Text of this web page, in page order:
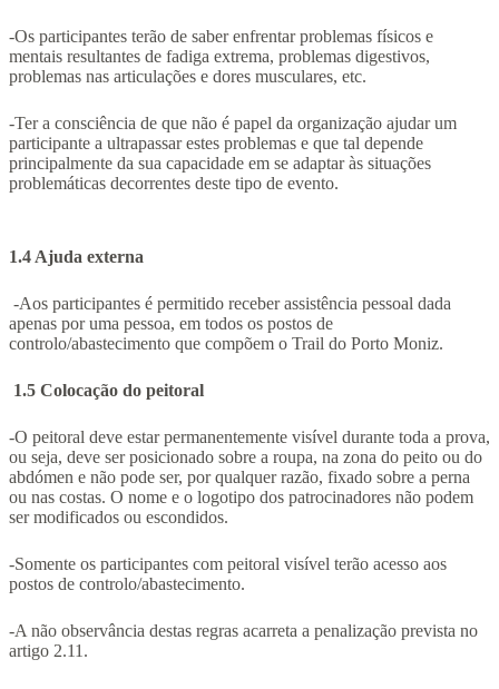
-Os participantes terão de saber enfrentar problemas físicos e
mentais resultantes de fadiga extrema, problemas digestivos,
problemas nas articulações e dores musculares, etc.
-Ter a consciência de que não é papel da organização ajudar um
participante a ultrapassar estes problemas e que tal depende
principalmente da sua capacidade em se adaptar às situações
problemáticas decorrentes deste tipo de evento.
1.4 Ajuda externa
-Aos participantes é permitido receber assistência pessoal dada
apenas por uma pessoa, em todos os postos de
controlo/abastecimento que compõem o Trail do Porto Moniz.
1.5 Colocação do peitoral
-O peitoral deve estar permanentemente visível durante toda a prova,
ou seja, deve ser posicionado sobre a roupa, na zona do peito ou do
abdómen e não pode ser, por qualquer razão, fixado sobre a perna
ou nas costas. O nome e o logotipo dos patrocinadores não podem
ser modificados ou escondidos.
-Somente os participantes com peitoral visível terão acesso aos
postos de controlo/abastecimento.
-A não observância destas regras acarreta a penalização prevista no
artigo 2.11.